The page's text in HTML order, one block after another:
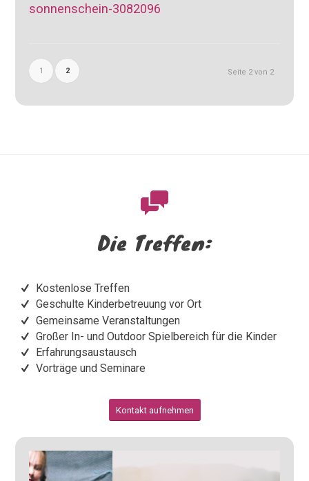
sonnenschein-3082096
Seite 2 von 2
1 2
Die Treffen:
Kostenlose Treffen
Geschulte Kinderbetreuung vor Ort
Gemeinsame Veranstaltungen
Großer In- und Outdoor Spielbereich für die Kinder
Erfahrungsaustausch
Vorträge und Seminare
Kontakt aufnehmen